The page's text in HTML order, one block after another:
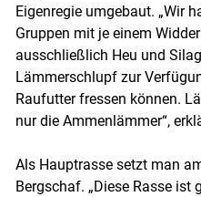
Skip to
Eigenregie umgebaut. „Wir
Gruppen mit je einem
ausschließlich Heu und
Lämmerschlupf zur
Raufutter fressen können.
nur die Ammenlämmer“,
Als Hauptrasse setzt man
Bergschaf. „Diese Rasse ist